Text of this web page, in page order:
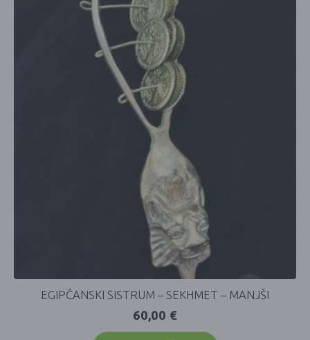
EGIPČANSKI SISTRUM – SEKHMET – MANJŠI
60,00 €